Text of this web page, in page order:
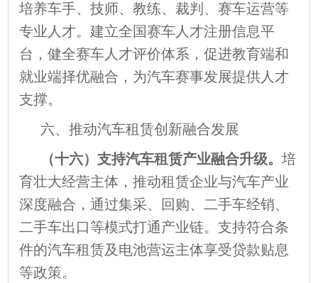
培养车手、技师、教练、裁判、赛车运营等
专业人才。建立全国赛车人才注册信息平
台，健全赛车人才评价体系，促进教育端和
就业端择优融合，为汽车赛事发展提供人才
支撑。
六、推动汽车租赁创新融合发展
（十六）支持汽车租赁产业融合升级。培
育壮大经营主体，推动租赁企业与汽车产业
深度融合，通过集采、回购、二手车经销、
二手车出口等模式打通产业链。支持符合条
件的汽车租赁及电池营运主体享受贷款贴息
等政策。